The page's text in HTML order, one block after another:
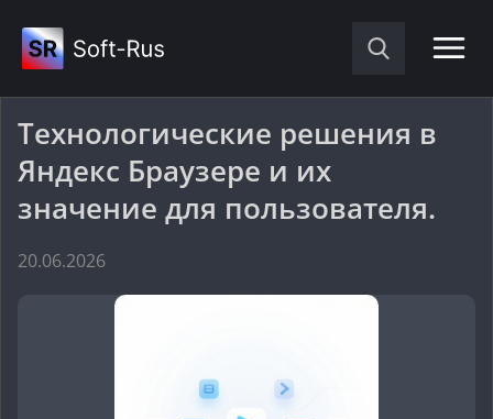
Технологические решения в
Яндекс Браузере и их
значение для пользователя.
20.06.2026